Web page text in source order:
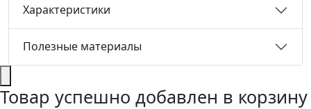
Характеристики
Полезные материалы
Товар успешно добавлен в корзину